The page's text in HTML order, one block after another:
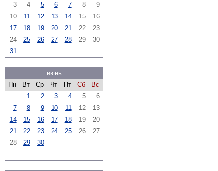
3
4 5 6 7 8
9
10
11 12 13 14 15
16
17
18 19 20 21 22
23
24
25 26 27 28 29
30
31
июнь
Пн
Вт Ср Чт Пт Сб
Вс
1
2 3 4 5
6
7
8 9 10 11 12
13
14
15 16 17 18 19
20
21
22 23 24 25 26
27
28
29 30